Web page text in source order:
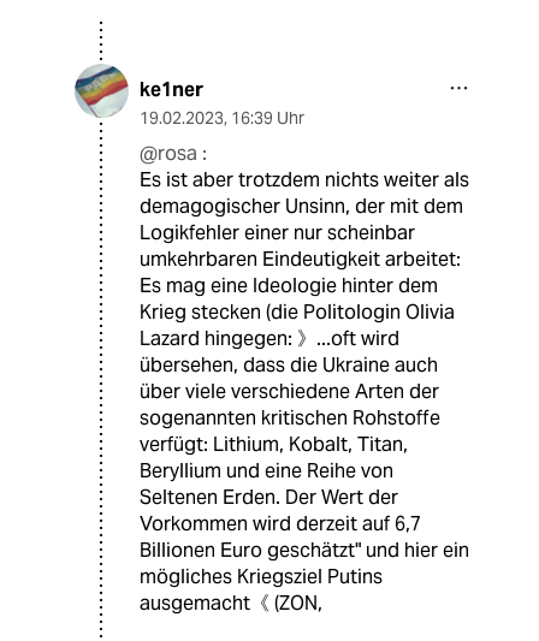
ke1ner
19.02.2023, 16:39 Uhr
@rosa :
Es ist aber trotzdem nichts weiter als
demagogischer Unsinn, der mit dem
Logikfehler einer nur scheinbar
umkehrbaren Eindeutigkeit arbeitet:
Es mag eine Ideologie hinter dem
Krieg stecken (die Politologin Olivia
Lazard hingegen: 》...oft wird
übersehen, dass die Ukraine auch
über viele verschiedene Arten der
sogenannten kritischen Rohstoffe
verfügt: Lithium, Kobalt, Titan,
Beryllium und eine Reihe von
Seltenen Erden. Der Wert der
Vorkommen wird derzeit auf 6,7
Billionen Euro geschätzt" und hier ein
mögliches Kriegsziel Putins
ausgemacht《 (ZON,